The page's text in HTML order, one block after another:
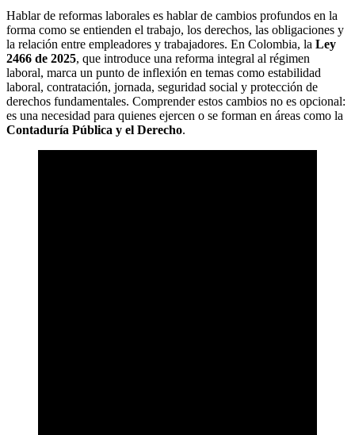
Hablar de reformas laborales es hablar de cambios profundos en la
forma como se entienden el trabajo, los derechos, las obligaciones y
la relación entre empleadores y trabajadores. En Colombia, la Ley
2466 de 2025, que introduce una reforma integral al régimen
laboral, marca un punto de inflexión en temas como estabilidad
laboral, contratación, jornada, seguridad social y protección de
derechos fundamentales. Comprender estos cambios no es opcional:
es una necesidad para quienes ejercen o se forman en áreas como la
Contaduría Pública y el Derecho.